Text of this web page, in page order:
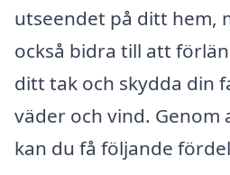
utseendet på ditt hem,
också bidra till att
ditt tak och skydda din
väder och vind.
kan du få följande